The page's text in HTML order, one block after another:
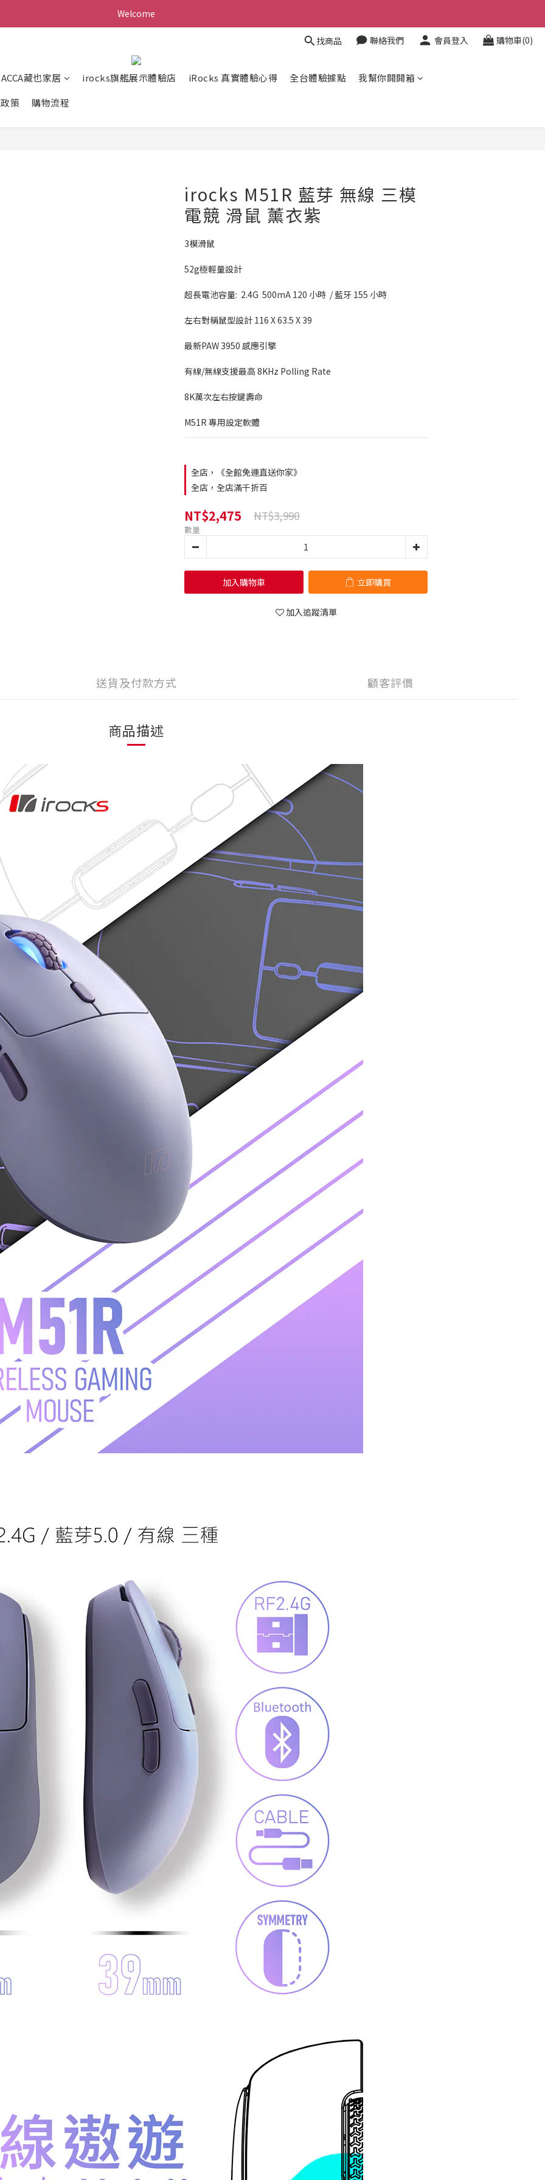
Welcome
找商品 聯絡我們 會員登入 購物車(0)
藏也家居 irocks旗艦展示體驗店 iRocks 真實體驗心得 全台體驗據點
我幫你開開箱
策
購物流程
irocks M51R 藍芽 無線 三模
電競 滑鼠 薰衣紫
3模滑鼠
52g極輕量設計
超長電池容量:  2.4G  500mA 120 小時  / 藍牙 155 小時
左右對稱鼠型設計 116 X 63.5 X 39
最新PAW 3950 感應引擎
有線/無線支援最高 8KHz Polling Rate
8K萬次左右按鍵壽命
M51R 專用設定軟體
全店，《全館免運直送你家》
全店，全店滿千折百
NT$2,475 NT$3,990
數量
加入購物車 立即購買
加入追蹤清單
送貨及付款方式 顧客評價
商品描述